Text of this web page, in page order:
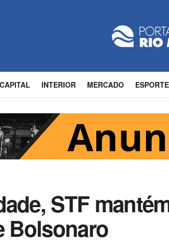
CAPITAL INTERIOR MERCADO
STF
Bolsonaro